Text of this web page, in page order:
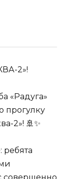
2»!
«Радуга»
прогулку
2»! 🚢✨